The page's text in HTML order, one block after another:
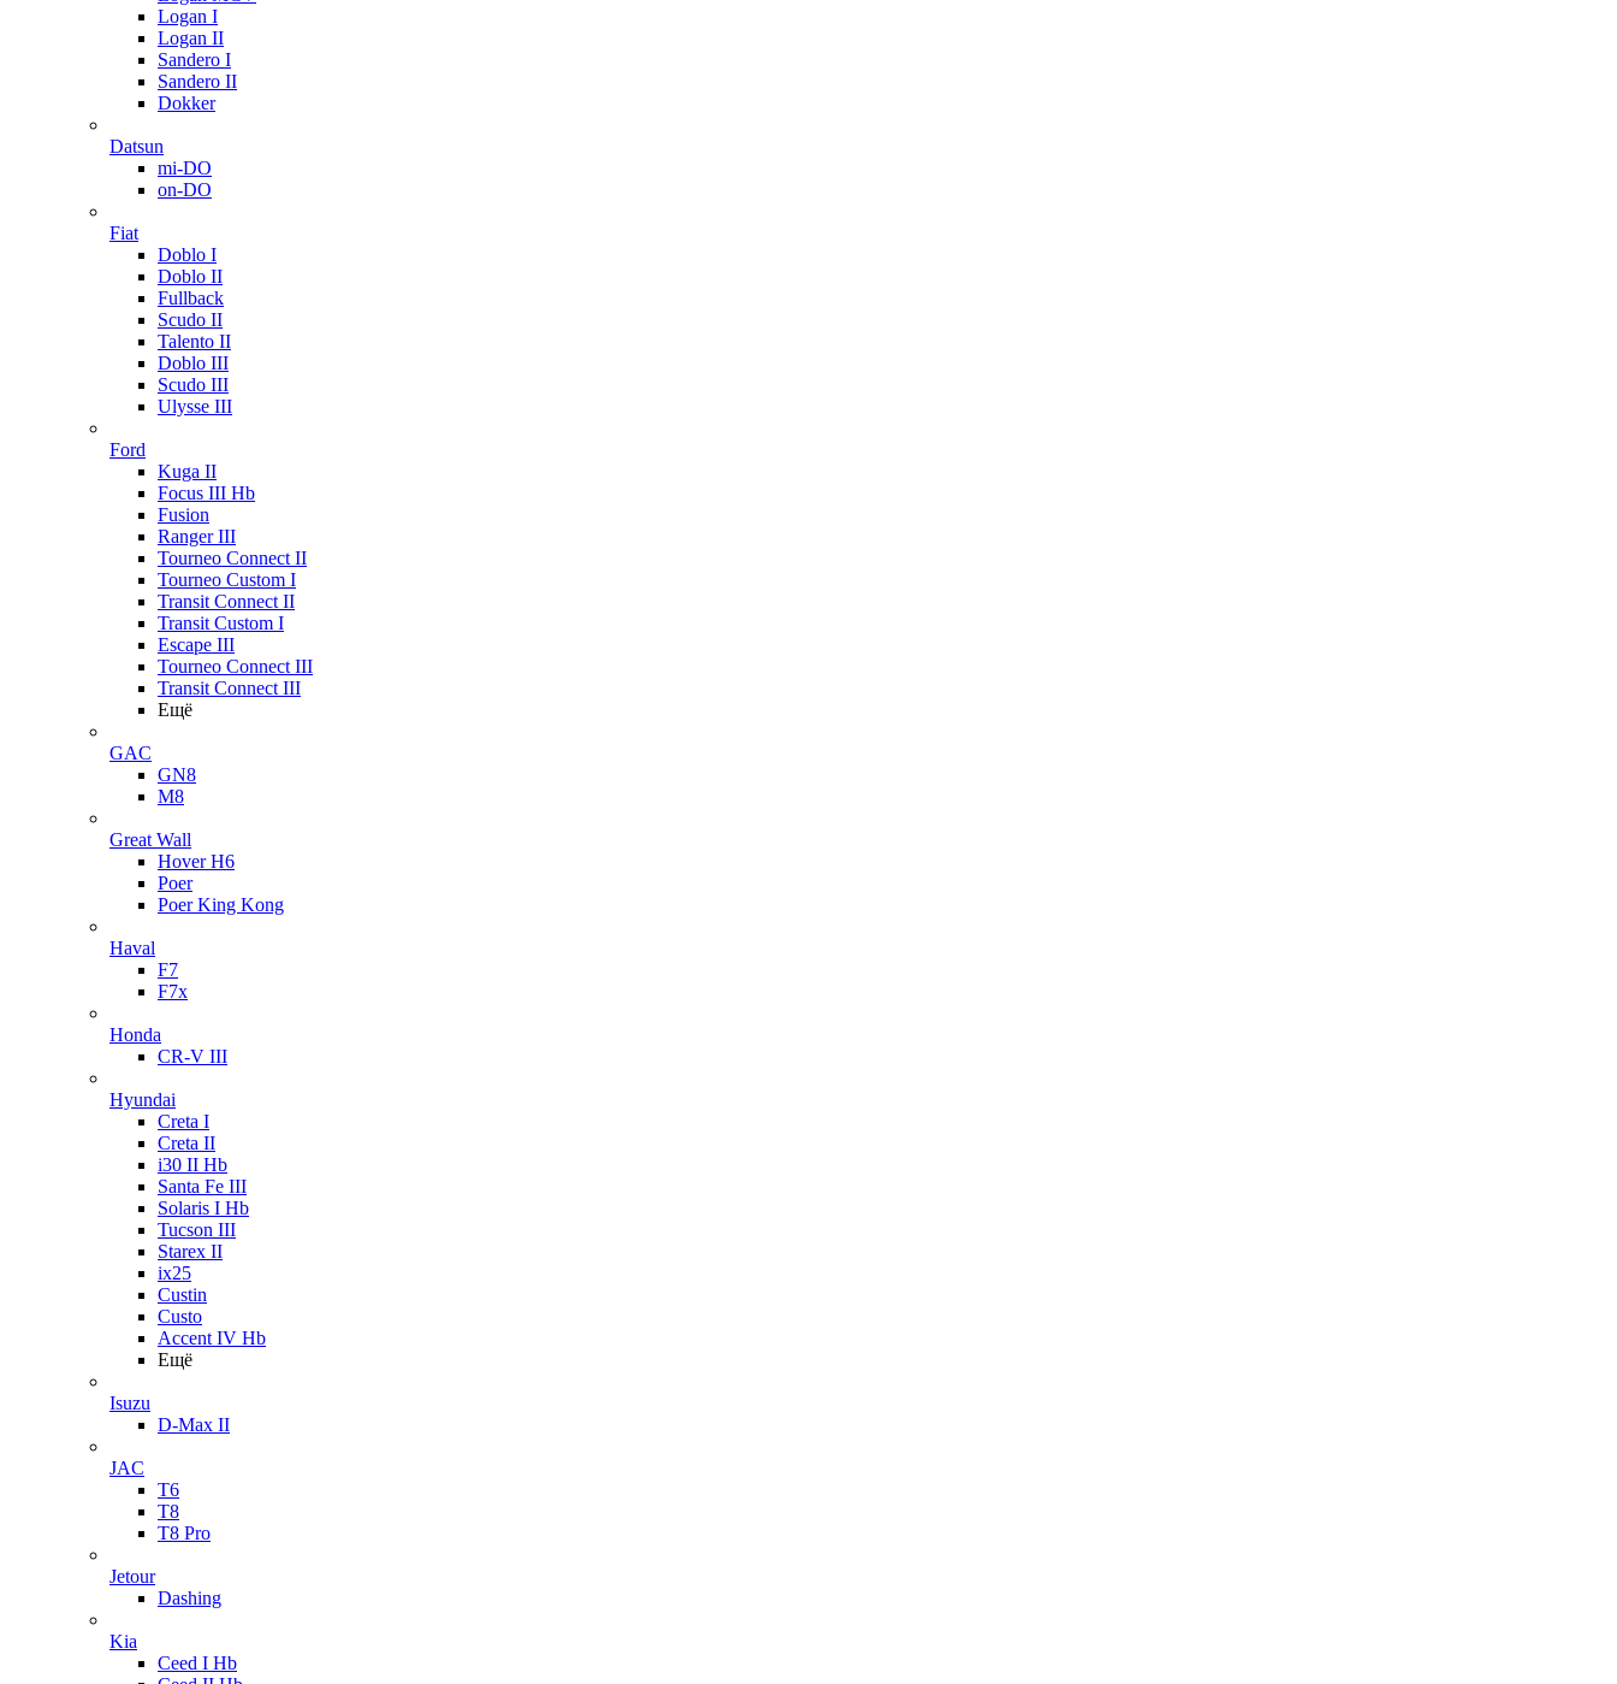
Logan I
Logan II
Sandero I
Sandero II
Dokker
Datsun
mi-DO
on-DO
Fiat
Doblo I
Doblo II
Fullback
Scudo II
Talento II
Doblo III
Scudo III
Ulysse III
Ford
Kuga II
Focus III Hb
Fusion
Ranger III
Tourneo Connect II
Tourneo Custom I
Transit Connect II
Transit Custom I
Escape III
Tourneo Connect III
Transit Connect III
Ещё
GAC
GN8
M8
Great Wall
Hover H6
Poer
Poer King Kong
Haval
F7
F7x
Honda
CR-V III
Hyundai
Creta I
Creta II
i30 II Hb
Santa Fe III
Solaris I Hb
Tucson III
Starex II
ix25
Custin
Custo
Accent IV Hb
Ещё
Isuzu
D-Max II
JAC
T6
T8
T8 Pro
Jetour
Dashing
Kia
Ceed I Hb